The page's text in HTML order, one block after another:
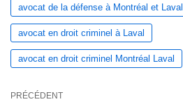
avocat de la défense à Montréal et Laval
avocat en droit criminel à Laval
avocat en droit criminel Montréal Laval
PRÉCÉDENT